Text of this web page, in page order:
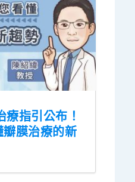
指引公布！
膜治療的新